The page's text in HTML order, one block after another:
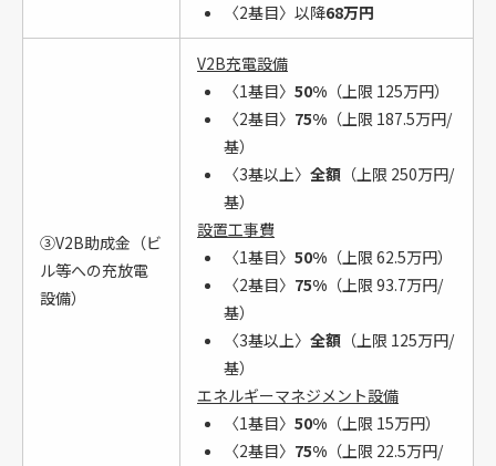
〈2基目〉以降68万円
③V2B助成金（ビ
ル等への充放電
設備）
V2B充電設備
〈1基目〉 50% （上限 125万円）
​​〈2基目〉 75% （上限 187.5万円/
基）
〈3基以上〉 全額 （上限 250万円/
基）
設置工事費
〈1基目〉 50% （上限 62.5万円）
〈2基目〉 75% （上限 93.7万円/
基）
〈3基以上〉 全額 （上限 125万円/
基）
エネルギーマネジメント設備
〈1基目〉 50% （上限 15万円）
〈2基目〉 75% （上限 22.5万円/